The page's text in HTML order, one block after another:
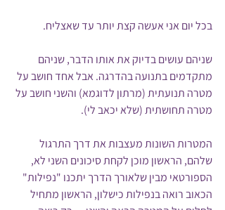
בכל יום אני אעשה קצת יותר עד שאצליח.
שניהם עושים בדיוק את אותו הדבר, שניהם
מתקדמים בתנועה בהדרגה. אבל אחד חושב על
מטרה תנועתית (מרתון לדוגמא) והשני חושב על
מטרה תחושתית (שלא יכאב לי).
המטרות השונות מעצבות את דרך התרגול
שלהם, הראשון מוכן לקחת סיכונים השני לא,
הספורטאי מבין שלאורך הדרך יתכנו "נפילות"
הכאוב רואה בנפילות כישלון, הראשון מתחיל